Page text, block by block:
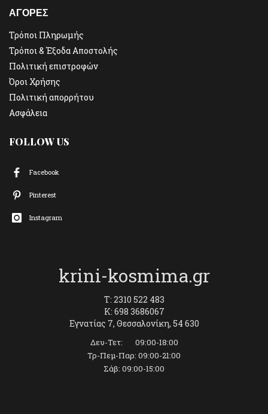
ΑΓΟΡΕΣ
Τρόποι Πληρωμής
Τρόποι & Έξοδα Αποστολής
Πολιτική επιστροφών
Όροι Χρήσης
Πολιτική απορρήτου
Ασφάλεια
FOLLOW US
Facebook
Pinterest
Instagram
krini-kosmima.gr
T: 2310 522 483
K: 698 3686067
Εγνατίας 7, Θεσσαλονίκη, 54 630
Δευ-Τετ: 09:00-18:00
Τρ-Πεμ-Παρ: 09:00-21:00
Σάβ: 09:00-15:00